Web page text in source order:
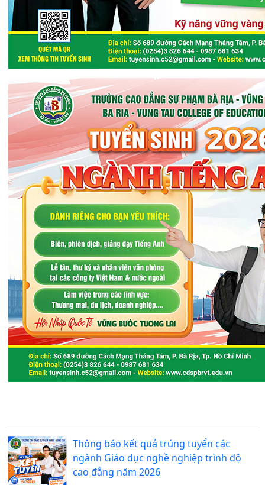
Thông báo kết quả trúng tuyển các
ngành Giáo dục nghề nghiệp trình độ
cao đẳng năm 2026